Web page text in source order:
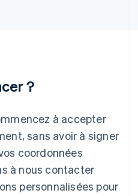
?
à accepter
sans avoir à signer
coordonnées
à nous contacter
personnalisées pour